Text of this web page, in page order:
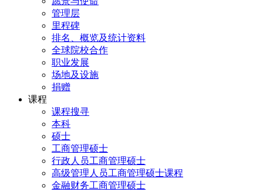
管理层
里程碑
排名、概览及统计资料
全球院校合作
职业发展
场地及设施
捐赠
课程
课程搜寻
本科
硕士
工商管理硕士
行政人员工商管理硕士
高级管理人员工商管理硕士课程
金融财务工商管理硕士